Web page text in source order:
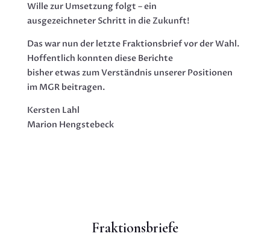
Wille zur Umsetzung folgt – ein
ausgezeichneter Schritt in die Zukunft!
Das war nun der letzte Fraktionsbrief vor der Wahl.
Hoffentlich konnten diese Berichte
bisher etwas zum Verständnis unserer Positionen
im MGR beitragen.
Kersten Lahl
Marion Hengstebeck
Fraktionsbriefe